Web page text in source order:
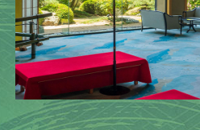
館内案内
新着情報
SDGsについて
宿泊日
泊数 部屋数